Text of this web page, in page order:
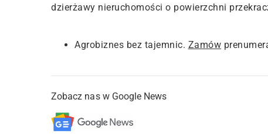
dzierżawy nieruchomości o powierzchni
Agrobiznes bez tajemnic. Zamów
Zobacz nas w Google News